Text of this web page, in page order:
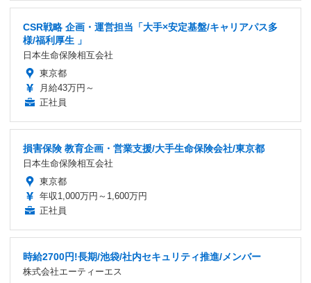
CSR戦略 企画・運営担当「大手×安定基盤/キャリアパス多
様/福利厚生 」
日本生命保険相互会社
東京都
月給43万円～
正社員
損害保険 教育企画・営業支援/大手生命保険会社/東京都
日本生命保険相互会社
東京都
年収1,000万円～1,600万円
正社員
時給2700円!長期/池袋/社内セキュリティ推進/メンバー
株式会社エーティーエス